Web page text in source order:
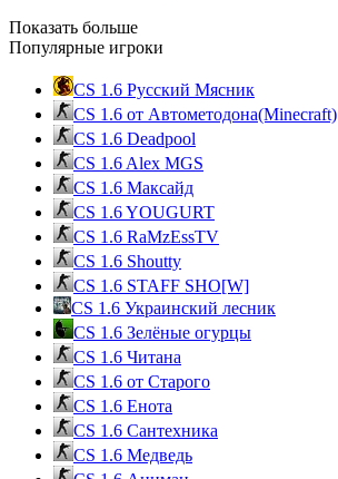
Показать больше
Популярные игроки
CS 1.6 Русский Мясник
CS 1.6 от Автометодона(Minecraft)
CS 1.6 Deadpool
CS 1.6 Alex MGS
CS 1.6 Максайд
CS 1.6 YOUGURT
CS 1.6 RaMzEssTV
CS 1.6 Shoutty
CS 1.6 STAFF SHO[W]
CS 1.6 Украинский лесник
CS 1.6 Зелёные огурцы
CS 1.6 Читана
CS 1.6 от Cтарого
CS 1.6 Енота
CS 1.6 Сантехника
CS 1.6 Медведь